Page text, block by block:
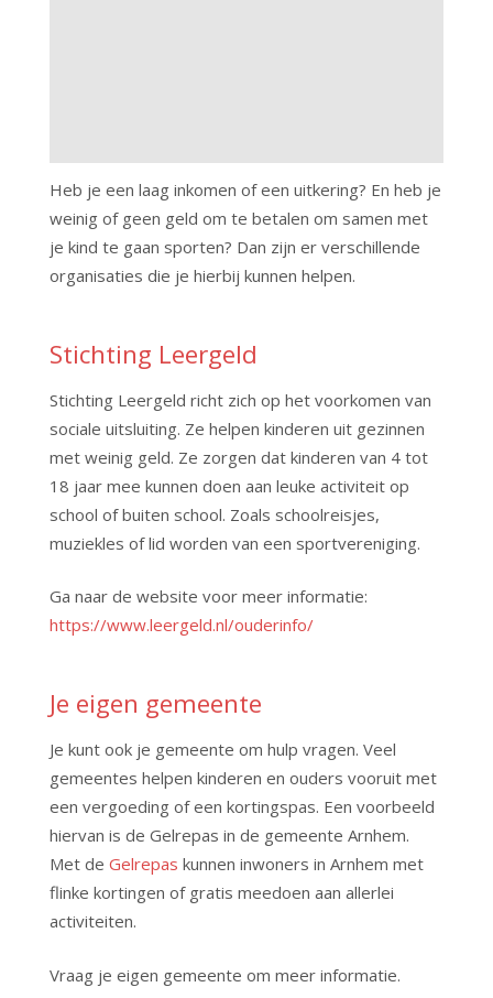
Heb je een laag inkomen of een uitkering? En heb je
weinig of geen geld om te betalen om samen met
je kind te gaan sporten? Dan zijn er verschillende
organisaties die je hierbij kunnen helpen.
Stichting Leergeld
Stichting Leergeld richt zich op het voorkomen van
sociale uitsluiting. Ze helpen kinderen uit gezinnen
met weinig geld. Ze zorgen dat kinderen van 4 tot
18 jaar mee kunnen doen aan leuke activiteit op
school of buiten school. Zoals schoolreisjes,
muziekles of lid worden van een sportvereniging.
Ga naar de website voor meer informatie:
https://www.leergeld.nl/ouderinfo/
Je eigen gemeente
Je kunt ook je gemeente om hulp vragen. Veel
gemeentes helpen kinderen en ouders vooruit met
een vergoeding of een kortingspas. Een voorbeeld
hiervan is de Gelrepas in de gemeente Arnhem.
Met de Gelrepas kunnen inwoners in Arnhem met
flinke kortingen of gratis meedoen aan allerlei
activiteiten.
Vraag je eigen gemeente om meer informatie.